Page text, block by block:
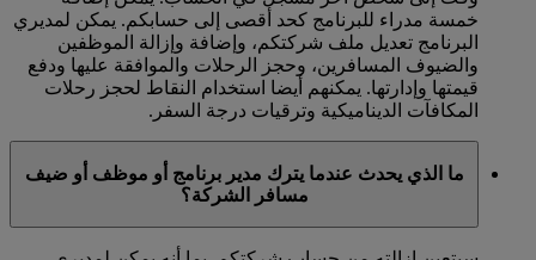
خمسة مدراء للبرنامج كحد أقصى إلى حسابكم. يمكن لمديري
البرنامج تعديل ملف شركتكم، وإضافة وإزالة الموظفين
والضيوف المسافرين، وحجز الرحلات والموافقة عليها ودفع
قيمتها وإدارتها. يمكنهم أيضا استخدام النقاط لحجز رحلات
المكافآت الديناميكية وترقيات درجة السفر.
ما الذي يحدث عندما يترك مدير برنامج أو موظف أو ضيف
مسافر الشركة؟